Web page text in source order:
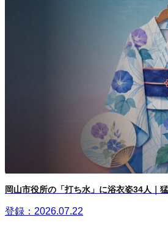
岡山市役所の「打ち水」に浴衣姿34人｜
登録：2026.07.22